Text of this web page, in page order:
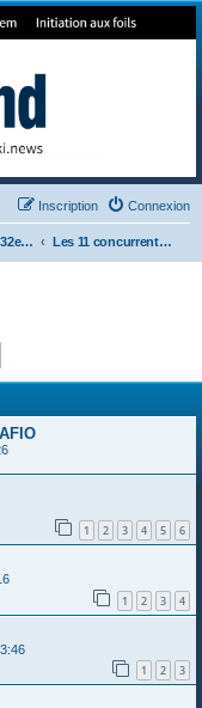
Connexion
Inscription
Les archives de la 32e America's Cup Les 11 concurrents de la 32e
1 2 3 4 5 6
1 2 3 4
1 2 3